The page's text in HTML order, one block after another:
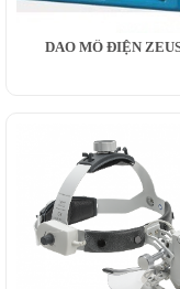
DAO MỔ ĐIỆN